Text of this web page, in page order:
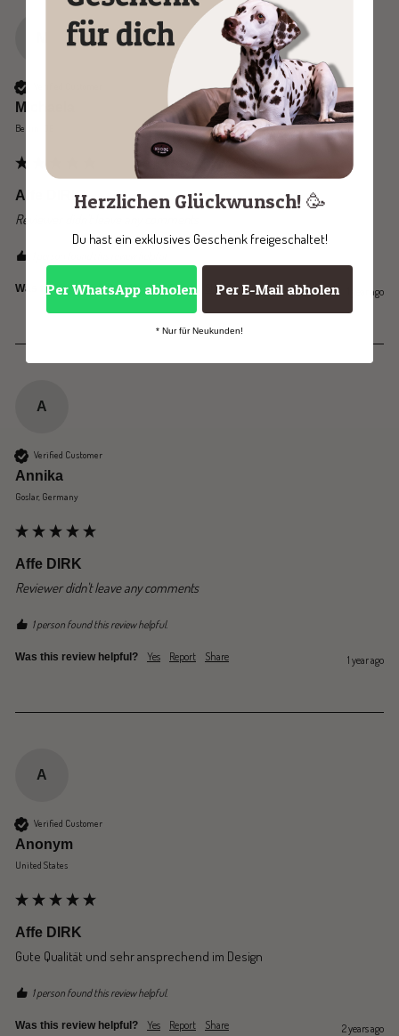
Michaela
Berlin, DE
Affe DIRK
Reviewer didn't leave any comments
Was this review helpful? Yes Report Share 1 year ago
A
Verified Customer
Annika
Goslar, Germany
Affe DIRK
Reviewer didn't leave any comments
1 person found this review helpful.
Was this review helpful? Yes Report Share 1 year ago
A
Verified Customer
Anonym
United States
Affe DIRK
Gute Qualität und sehr ansprechend im Design
1 person found this review helpful.
Was this review helpful? Yes Report Share 2 years ago
Herzlichen Glückwunsch! 🥳
Du hast ein exklusives Geschenk freigeschaltet!
Per WhatsApp abholen Per E-Mail abholen
* Nur für Neukunden!